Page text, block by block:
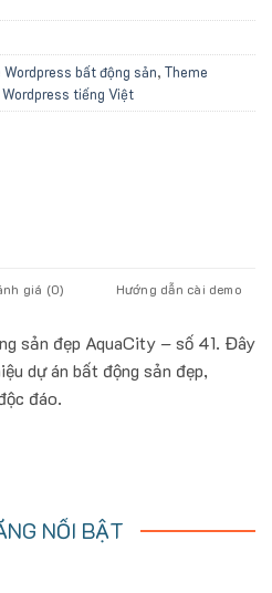
Wordpress bất động sản, Theme
tiếng Việt
giá (0) Hướng dẫn cài demo
sản đẹp AquaCity – số 41. Đây
dự án bất động sản đẹp,
đáo.
NỔI BẬT